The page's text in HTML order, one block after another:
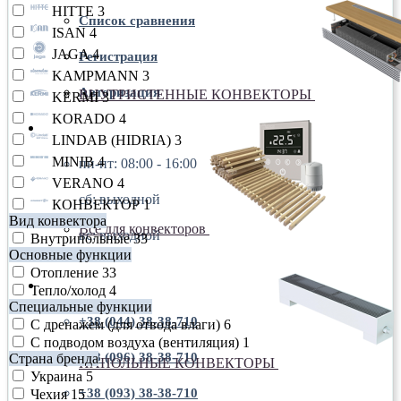
Список сравнения
Регистрация
Авторизация
пн-пт: 08:00 - 16:00
пн-пт: 08:00 - 16:00
сб: выходной
вс: выходной
+38 (044) 38-38-710
+38 (044) 38-38-710
+38 (096) 38-38-710
+38 (093) 38-38-710
ВНУТРИСТЕННЫЕ КОНВЕКТОРЫ
Все для конвекторов
НАПОЛЬНЫЕ КОНВЕКТОРЫ
HITTE 3
ISAN 4
JAGA 4
KAMPMANN 3
KERMI 3
KORADO 4
LINDAB (HIDRIA) 3
MINIB 4
VERANO 4
КОНВЕКТОР 1
Вид конвектора
Внутрипольные 33
Основные функции
Отопление 33
Тепло/холод 4
Специальные функции
С дренажем (для отвода влаги) 6
С подводом воздуха (вентиляция) 1
Страна бренда
Украина 5
Чехия 15